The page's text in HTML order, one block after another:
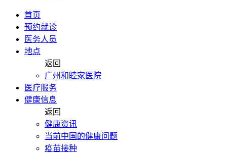
首页
预约就诊
医务人员
地点
返回
广州和睦家医院
医疗服务
健康信息
返回
健康资讯
当前中国的健康问题
疫苗接种